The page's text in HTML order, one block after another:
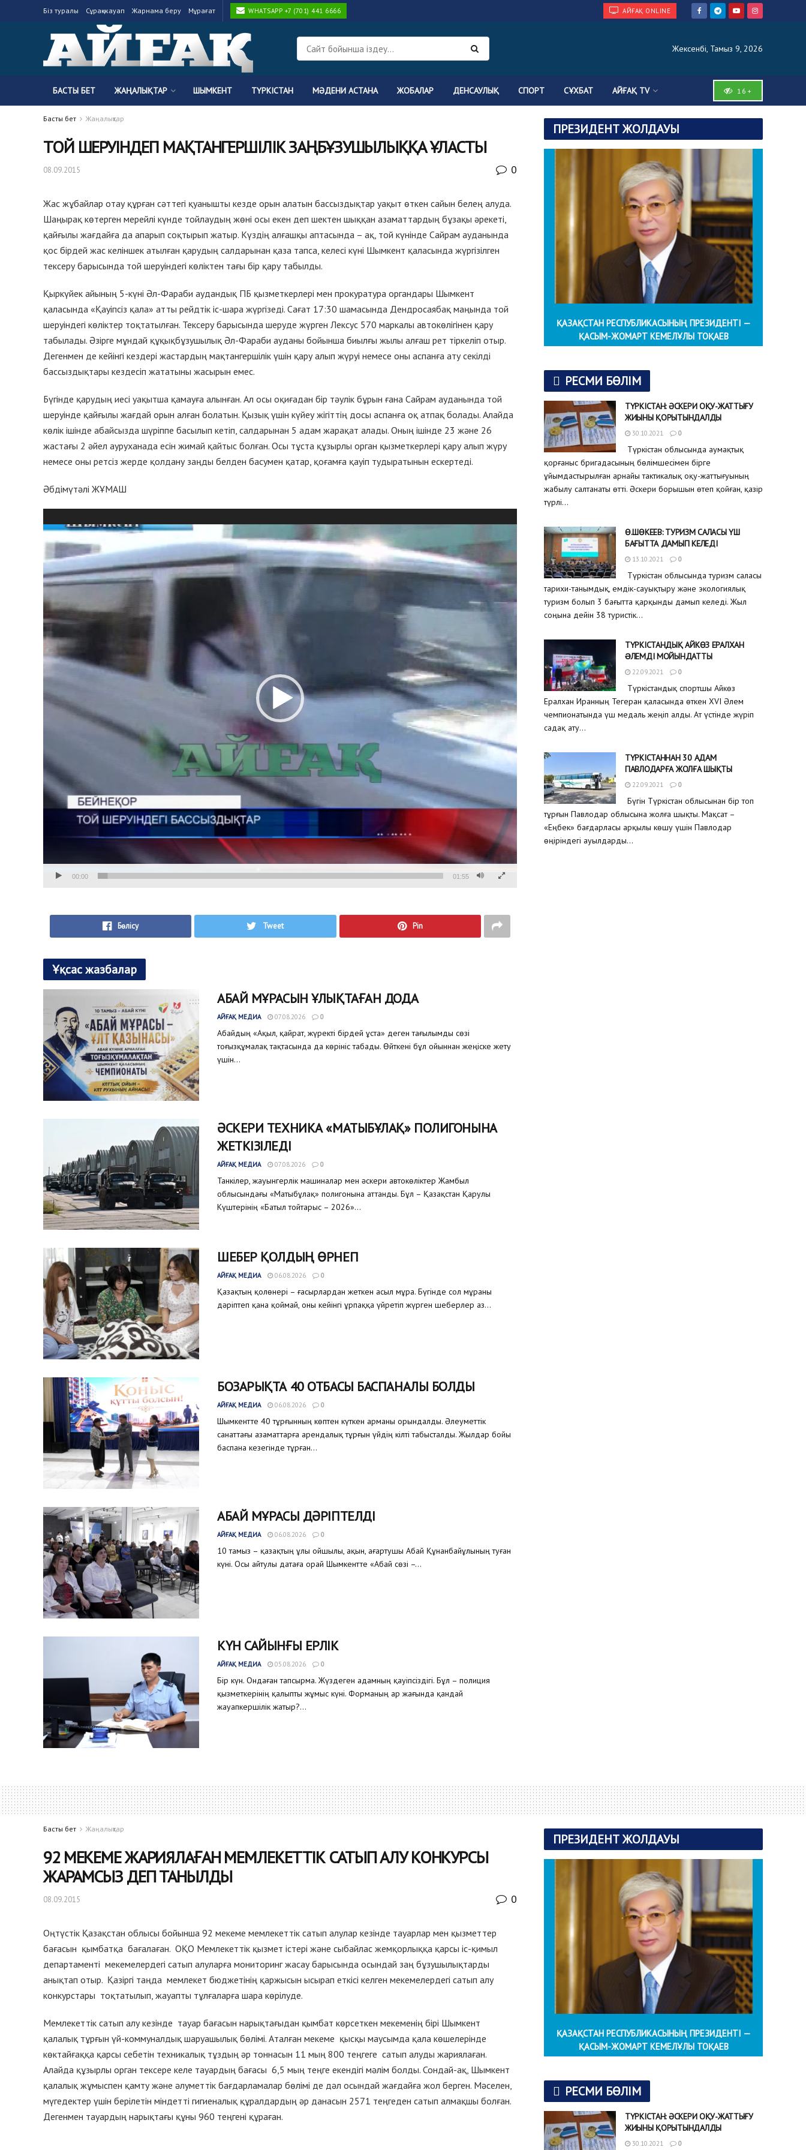
Біз туралы Сұрақ-жауап Жарнама беру Мұрағат WHATSAPP +7 (701) 441 6666 АЙҒАҚ ONLINE
Жексенбі, Тамыз 9, 2026
БАСТЫ БЕТ ЖАҢАЛЫҚТАР ШЫМКЕНТ ТҮРКІСТАН МӘДЕНИ АСТАНА ЖОБАЛАР ДЕНСАУЛЫҚ СПОРТ СҰХБАТ АЙҒАҚ TV 16+
Басты бет Жаңалықтар
ТОЙ ШЕРУІНДЕГІ МАҚТАНГЕРШІЛІК ЗАҢБҰЗУШЫЛЫҚҚА ҰЛАСТЫ
08.09.2015 0
Жас жұбайлар отау құрған сәттегі қуанышты кезде орын алатын бассыздықтар уақыт өткен сайын белең алуда.
Шаңырақ көтерген мерейлі күнде тойлаудың жөні осы екен деп шектен шыққан азаматтардың бұзақы әрекеті,
қайғылы жағдайға да апарып соқтырып жатыр. Күздің алғашқы аптасында – ақ, той күнінде Сайрам ауданында
қос бірдей жас келіншек атылған қарудың салдарынан қаза тапса, келесі күні Шымкент қаласында жүргізілген
тексеру барысында той шеруіндегі көліктен тағы бір қару табылды.
Қыркүйек айының 5-күні Әл-Фараби аудандық ПБ қызметкерлері мен прокуратура органдары Шымкент
қаласында «Қауіпсіз қала» атты рейдтік іс-шара жүргізеді. Сағат 17:30 шамасында Дендросаябақ маңында той
шеруіндегі көліктер тоқтатылған. Тексеру барысында шеруде жүрген Лексус 570 маркалы автокөлігінен қару
табылады. Әзірге мұндай құқықбұзушылық Әл-Фараби ауданы бойынша биылғы жылы алғаш рет тіркеліп отыр.
Дегенмен де кейінгі кездері жастардың мақтангершілік үшін қару алып жүруі немесе оны аспанға ату секілді
бассыздықтары кездесіп жататыны жасырын емес.
Бүгінде қарудың иесі уақытша қамауға алынған. Ал осы оқиғадан бір тәулік бұрын ғана Сайрам ауданында той
шеруінде қайғылы жағдай орын алған болатын. Қызық үшін күйеу жігіттің досы аспанға оқ атпақ болады. Алайда
көлік ішінде абайсызда шүріппе басылып кетіп, салдарынан 5 адам жарақат алады. Оның ішінде 23 және 26
жастағы 2 әйел ауруханада есін жимай қайтыс болған. Осы тұста құзырлы орган қызметкерлері қару алып жүру
немесе оны ретсіз жерде қолдану заңды белден басумен қатар, қоғамға қауіп тудыратынын ескертеді.
Әбдімүтәлі ЖҰМАШ
00:00 01:55
Бөлісу Tweet Pin
Ұқсас жазбалар
АБАЙ МҰРАСЫН ҰЛЫҚТАҒАН ДОДА
АЙҒАҚ МЕДИА 07.08.2026 0
Абайдың «Ақыл, қайрат, жүректі бірдей ұста» деген тағылымды сөзі
тоғызқұмалақ тақтасында да көрініс табады. Өйткені бұл ойыннан жеңіске жету
үшін...
ӘСКЕРИ ТЕХНИКА «МАТЫБҰЛАҚ» ПОЛИГОНЫНА
ЖЕТКІЗІЛЕДІ
АЙҒАҚ МЕДИА 07.08.2026 0
Танкілер, жауынгерлік машиналар мен әскери автокөліктер Жамбыл
облысындағы «Матыбұлақ» полигонына аттанды. Бұл – Қазақстан Қарулы
Күштерінің «Батыл тойтарыс – 2026»...
ШЕБЕР ҚОЛДЫҢ ӨРНЕГІ
АЙҒАҚ МЕДИА 06.08.2026 0
Қазақтың қолөнері – ғасырлардан жеткен асыл мұра. Бүгінде сол мұраны
дәріптеп қана қоймай, оны кейінгі ұрпаққа үйретіп жүрген шеберлер аз...
БОЗАРЫҚТА 40 ОТБАСЫ БАСПАНАЛЫ БОЛДЫ
АЙҒАҚ МЕДИА 06.08.2026 0
Шымкентте 40 тұрғынның көптен күткен арманы орындалды. Әлеуметтік
санаттағы азаматтарға арендалық тұрғын үйдің кілті табысталды. Жылдар бойы
баспана кезегінде тұрған...
АБАЙ МҰРАСЫ ДӘРІПТЕЛДІ
АЙҒАҚ МЕДИА 06.08.2026 0
10 тамыз – қазақтың ұлы ойшылы, ақын, ағартушы Абай Құнанбайұлының туған
күні. Осы айтулы датаға орай Шымкентте «Абай сөзі –...
КҮН САЙЫНҒЫ ЕРЛІК
АЙҒАҚ МЕДИА 05.08.2026 0
Бір күн. Ондаған тапсырма. Жүздеген адамның қауіпсіздігі. Бұл – полиция
қызметкерінің қалыпты жұмыс күні. Форманың ар жағында қандай
жауапкершілік жатыр?...
ПРЕЗИДЕНТ ЖОЛДАУЫ
ҚАЗАҚСТАН РЕСПУБЛИКАСЫНЫҢ ПРЕЗИДЕНТІ —
ҚАСЫМ-ЖОМАРТ КЕМЕЛҰЛЫ ТОҚАЕВ
РЕСМИ БӨЛІМ
ТҮРКІСТАН: ӘСКЕРИ ОҚУ-ЖАТТЫҒУ
ЖИЫНЫ ҚОРЫТЫНДАЛДЫ
30.10.2021 0
Түркістан облысында аумақтық
қорғаныс бригадасының бөлімшесімен бірге
ұйымдастырылған арнайы тактикалық оқу-жаттығуының
жабылу салтанаты өтті. Әскери борышын өтеп қойған, қазір
түрлі...
Ө.ШӨКЕЕВ: ТУРИЗМ САЛАСЫ ҮШ
БАҒЫТТА ДАМЫП КЕЛЕДІ
13.10.2021 0
Түркістан облысында туризм саласы
тарихи-танымдық, емдік-сауықтыру және экологиялық
туризм болып 3 бағытта қарқынды дамып келеді. Жыл
соңына дейін 38 туристік...
ТҮРКІСТАНДЫҚ АЙКӨЗ ЕРАЛХАН
ƏЛЕМДІ МОЙЫНДАТТЫ
22.09.2021 0
Түркістандық спортшы Айкөз
Ералхан Иранның Тегеран қаласында өткен XVI Әлем
чемпионатында үш медаль жеңіп алды. Ат үстінде жүріп
садақ ату...
ТҮРКІСТАННАН 30 АДАМ
ПАВЛОДАРҒА ЖОЛҒА ШЫҚТЫ
22.09.2021 0
Бүгін Түркістан облысынан бір топ
тұрғын Павлодар облысына жолға шықты. Мақсат –
«Еңбек» бағдарласы арқылы көшу үшін Павлодар
өңіріндегі ауылдарды...
Басты бет Жаңалықтар
92 МЕКЕМЕ ЖАРИЯЛАҒАН МЕМЛЕКЕТТІК САТЫП АЛУ КОНКУРСЫ
ЖАРАМСЫЗ ДЕП ТАНЫЛДЫ
08.09.2015 0
Оңтүстік Қазақстан облысы бойынша 92 мекеме мемлекеттік сатып алулар кезінде тауарлар мен қызметтер
бағасын қымбатқа бағалаған. ОҚО Мемлекеттік қызмет істері және сыбайлас жемқорлыққа қарсы іс-қимыл
департаменті мекемелердегі сатып алуларға мониторинг жасау барысында осындай заң бұзушылықтарды
анықтап отыр. Қазіргі таңда мемлекет бюджетінің қаржысын ысырап еткісі келген мекемелердегі сатып алу
конкурстары тоқтатылып, жауапты тұлғаларға шара көрілуде.
Мемлекеттік сатып алу кезінде тауар бағасын нарықтағыдан қымбат көрсеткен мекеменің бірі Шымкент
қалалық тұрғын үй-коммуналдық шаруашылық бөлімі. Аталған мекеме қысқы маусымда қала көшелерінде
көктайғаққа қарсы себетін техникалық тұздың әр тоннасын 11 мың 800 теңгеге сатып алуды жариялаған.
Алайда құзырлы орган тексере келе тауардың бағасы 6,5 мың теңге екендігі мәлім болды. Сондай-ақ, Шымкент
қалалық жұмыспен қамту және әлуметтік бағдарламалар бөлімі де дәл осындай жағдайға жол берген. Мәселен,
мүгедектер үшін берілетін міндетті гигиеналық құралдардың әр данасын 2571 теңгеден сатып алмақшы болған.
Дегенмен тауардың нарықтағы құны 960 теңгені құраған.
ПРЕЗИДЕНТ ЖОЛДАУЫ
ҚАЗАҚСТАН РЕСПУБЛИКАСЫНЫҢ ПРЕЗИДЕНТІ —
ҚАСЫМ-ЖОМАРТ КЕМЕЛҰЛЫ ТОҚАЕВ
РЕСМИ БӨЛІМ
ТҮРКІСТАН: ӘСКЕРИ ОҚУ-ЖАТТЫҒУ
ЖИЫНЫ ҚОРЫТЫНДАЛДЫ
30.10.2021 0